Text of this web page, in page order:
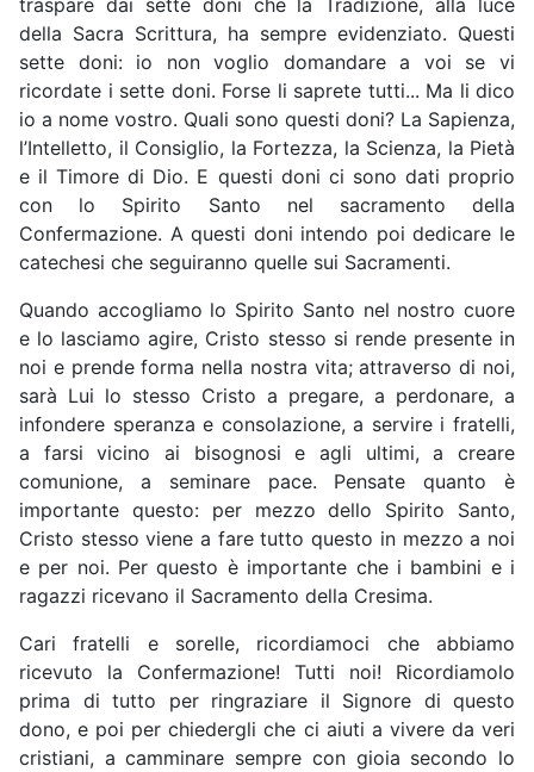
della Sacra Scrittura, ha sempre evidenziato. Questi
sette doni: io non voglio domandare a voi se vi
ricordate i sette doni. Forse li saprete tutti... Ma li dico
io a nome vostro. Quali sono questi doni? La Sapienza,
l’Intelletto, il Consiglio, la Fortezza, la Scienza, la Pietà
e il Timore di Dio. E questi doni ci sono dati proprio
con lo Spirito Santo nel sacramento della
Confermazione. A questi doni intendo poi dedicare le
catechesi che seguiranno quelle sui Sacramenti.
Quando accogliamo lo Spirito Santo nel nostro cuore
e lo lasciamo agire, Cristo stesso si rende presente in
noi e prende forma nella nostra vita; attraverso di noi,
sarà Lui lo stesso Cristo a pregare, a perdonare, a
infondere speranza e consolazione, a servire i fratelli,
a farsi vicino ai bisognosi e agli ultimi, a creare
comunione, a seminare pace. Pensate quanto è
importante questo: per mezzo dello Spirito Santo,
Cristo stesso viene a fare tutto questo in mezzo a noi
e per noi. Per questo è importante che i bambini e i
ragazzi ricevano il Sacramento della Cresima.
Cari fratelli e sorelle, ricordiamoci che abbiamo
ricevuto la Confermazione! Tutti noi! Ricordiamolo
prima di tutto per ringraziare il Signore di questo
dono, e poi per chiedergli che ci aiuti a vivere da veri
cristiani, a camminare sempre con gioia secondo lo